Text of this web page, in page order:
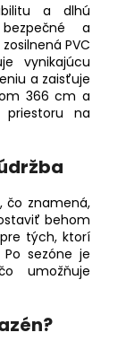
a dlhú
a
PVC
vynikajúcu
a zaisťuje
366 cm a
na
čo znamená,
behom
tých, ktorí
sezóne je
umožňuje